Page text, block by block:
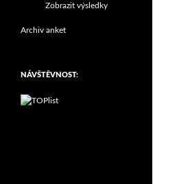
Zobrazit výsledky
Archiv anket
NÁVŠTĚVNOST: